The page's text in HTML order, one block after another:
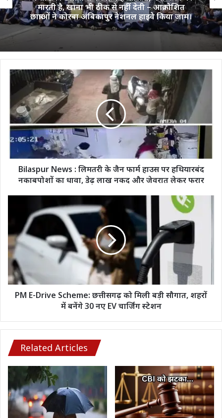
मारती है, खाना भी ठीक से नहीं देती – आक्रोशित
छात्राओं ने कोरबा अंबिकापुर नेशनल हाइवे किया जाम।
Bilaspur
लिमतरी
के
जैन
फार्म
पर
हथियारबंद
नकाबपोशों
जेवरात
लेकर
फरार
Bilaspur News : लिमतरी के जैन फार्म हाउस पर हथियारबंद
नकाबपोशों का धावा, डेढ़ लाख नकद और जेवरात लेकर फरार
Scheme:
छत्तीसगढ़
को
मिली
बड़ी
सौगात,
शहरों
EV
चार्जिंग
स्टेशन
PM E-Drive Scheme: छत्तीसगढ़ को मिली बड़ी सौगात, शहरों
में बनेंगे 30 नए EV चार्जिंग स्टेशन
Related Articles